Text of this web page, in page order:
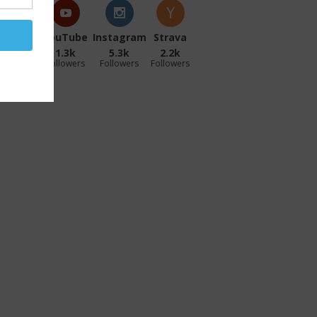
27.1k
YouTube
1.3k
Followers
Instagram
5.3k
Followers
Strava
2.2k
Followers